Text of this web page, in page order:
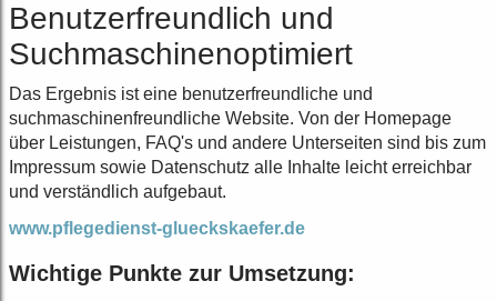
Benutzerfreundlich und
Suchmaschinenoptimiert
Das Ergebnis ist eine benutzerfreundliche und
suchmaschinenfreundliche Website. Von der Homepage
über Leistungen, FAQ's und andere Unterseiten sind bis zum
Impressum sowie Datenschutz alle Inhalte leicht erreichbar
und verständlich aufgebaut.
www.pflegedienst-glueckskaefer.de
Wichtige Punkte zur Umsetzung: